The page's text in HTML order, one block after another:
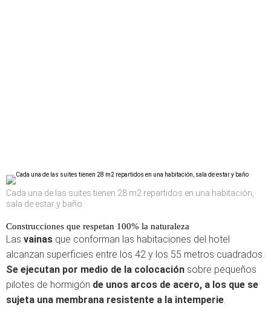
Cada una de las suites tienen 28 m2 repartidos en una habitación,
sala de estar y baño
Construcciones que respetan 100% la naturaleza
Las vainas que conforman las habitaciones del hotel
alcanzan superficies entre los 42 y los 55 metros cuadrados.
Se ejecutan por medio de la colocación sobre pequeños
pilotes de hormigón de unos arcos de acero, a los que se
sujeta una membrana resistente a la intemperie.